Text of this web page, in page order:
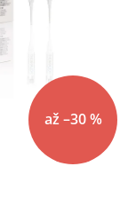
až –30 %